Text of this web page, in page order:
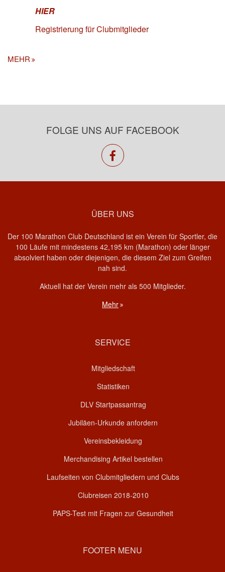
HIER
Registrierung für Clubmitglieder
MEHR
FOLGE UNS AUF FACEBOOK
facebook
ÜBER UNS
Der 100 Marathon Club Deutschland ist ein Verein für Sportler, die
100 Läufe mit mindestens 42,195 km (Marathon) oder länger
absolviert haben oder diejenigen, die diesem Ziel zum Greifen
nah sind.
Aktuell hat der Verein mehr als 500 Mitglieder.
Mehr
SERVICE
Mitgliedschaft
Statistiken
DLV Startpassantrag
Jubiläen-Urkunde anfordern
Vereinsbekleidung
Merchandising Artikel bestellen
Laufseiten von Clubmitgliedern und Clubs
Clubreisen 2018-2010
PAPS-Test mit Fragen zur Gesundheit
FOOTER MENU